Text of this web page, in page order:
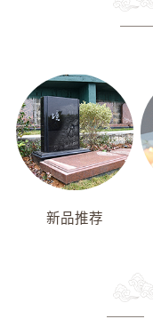
新品推荐